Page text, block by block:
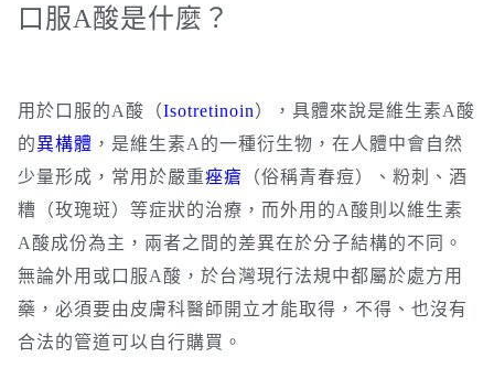
口服A酸是什麼？
用於口服的A酸（Isotretinoin），具體來說是維生素A酸
的異構體 ，是維生素A的一種衍生物，在人體中會自然
少量形成，常用於嚴重痤瘡 （俗稱青春痘）、粉刺、酒
糟（玫瑰斑）等症狀的治療，而外用的A酸則以維生素
A酸成份為主，兩者之間的差異在於分子結構的不同。
無論外用或口服A酸，於台灣現行法規中都屬於處方用
藥，必須要由皮膚科醫師開立才能取得，不得、也沒有
合法的管道可以自行購買。